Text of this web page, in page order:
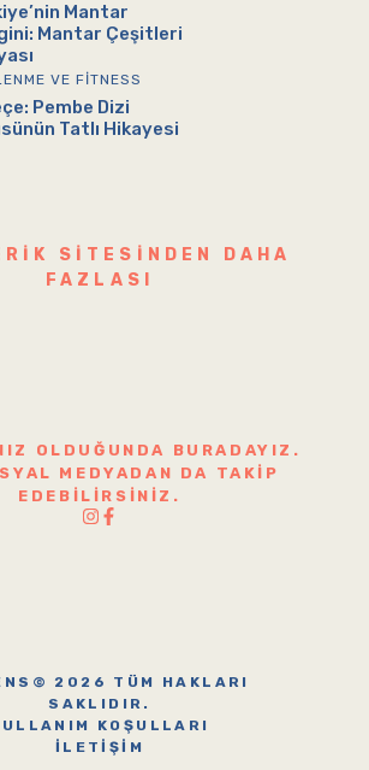
Mantar
Mantar Çeşitleri
VE FITNESS
Pembe Dizi
Tatlı Hikayesi
SITESINDEN DAHA
FAZLASI
OLDUĞUNDA BURADAYIZ.
MEDYADAN DA TAKIP
EDEBILIRSINIZ.
2026 TÜM HAKLARI
SAKLIDIR.
KOŞULLARI
İLETIŞIM